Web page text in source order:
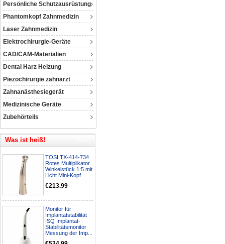
Persönliche Schutzausrüstung
Phantomkopf Zahnmedizin
Laser Zahnmedizin
Elektrochirurgie-Geräte
CAD/CAM-Materialien
Dental Harz Heizung
Piezochirurgie zahnarzt
Zahnanästhesiegerät
Medizinische Geräte
Zubehörteils
Was ist heiß!
TOSI TX-414-734
Rotes Multiplikator
Winkelstück 1:5 mit
Licht Mini-Kopf
€213.99
Monitor für
Implantatstabilität
ISQ Implantat-
Stabilitätsmonitor
Messung der Imp...